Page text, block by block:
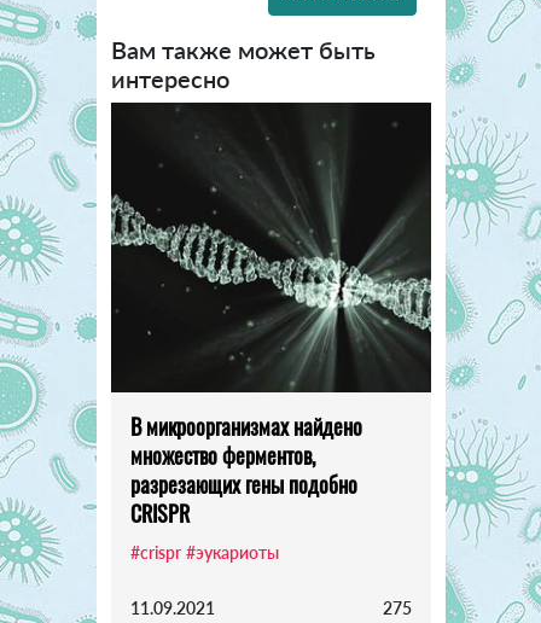
Вам также может быть
интересно
В микроорганизмах найдено
множество ферментов,
разрезающих гены подобно
CRISPR
#crispr #эукариоты
11.09.2021 275